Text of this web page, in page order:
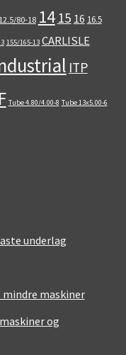
12.5/80-18 14 15 16 16.5
155/165-13 CARLISLE
ITP
Tube 4.80/4.00-8 Tube 13x5.00-6
underlag
mindre maskiner
og